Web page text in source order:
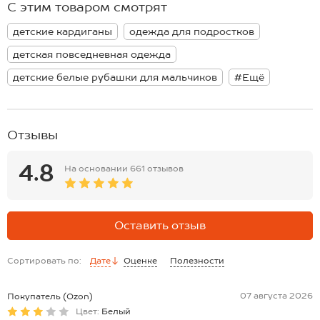
Подростковая рубашка станет идеальным дополнением школьной
весной, летом и осенью, а также для торжественных мероприятий
на 1 сентября, для последнего звонка и выпускного.
Размер 164: длина:62 см; ширина:47 см.
*замеры выборочные, могут незначительно отличаться.
С этим товаром смотрят
детские кардиганы
одежда для подростков
детская повседневная одежда
детские белые рубашки для мальчиков
#Ещё
Отзывы
4.8 На основании 661 отзывов
Оставить отзыв
Сортировать по: Дате Оценке Полезности
Покупатель (Ozon)
07 августа 2026
Цвет: Белый